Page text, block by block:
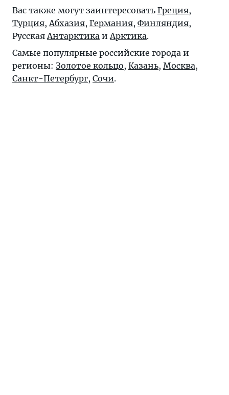
Вас также могут заинтересовать Греция,
Турция,Абхазия, Германия, Финляндия,
РусскаяАнтарктика иАрктика.
Самые популярные российские города и
регионы: Золотое кольцо, Казань, Москва,
Санкт-Петербург, Сочи.